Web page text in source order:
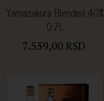
Yamazakura Blended 40%
0.7L
7.559,00 RSD